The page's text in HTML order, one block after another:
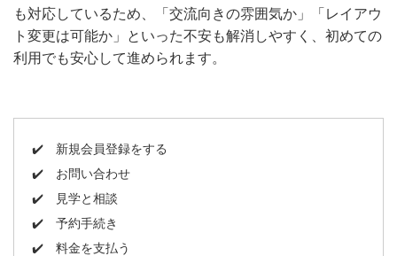
も対応しているため、「交流向きの雰囲気か」「レイアウ
ト変更は可能か」といった不安も解消しやすく、初めての
利用でも安心して進められます。
✔️ 新規会員登録をする
✔️ お問い合わせ
✔️
見学と相談
✔️ 予約手続き
✔️ 料金を支払う